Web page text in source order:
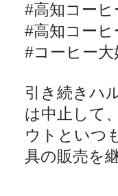
#高知コー
#高知コーヒ
#コーヒー大
引き続きハ
は中止して
ウトといつ
具の販売を